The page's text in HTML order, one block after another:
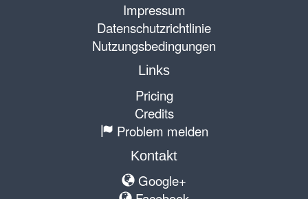
Impressum
Datenschutzrichtlinie
Nutzungsbedingungen
Links
Pricing
Credits
Problem melden
Kontakt
Google+